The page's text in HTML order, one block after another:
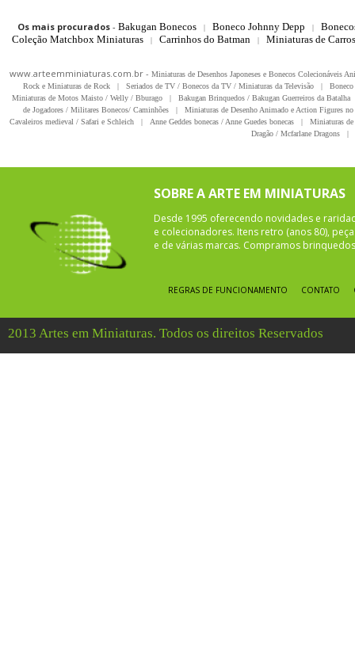
Os mais procurados- Bakugan Bonecos | Boneco Johnny Depp |
Coleção Matchbox Miniaturas
| Carrinhos do Batman | Miniaturas de
www.arteemminiaturas.com.br - Miniaturas de Desenhos Japoneses e Bonecos Colecionáveis
Rock e Miniaturas de Rock
| Seriados de TV / Bonecos da TV / Miniaturas da Televisão |
Miniaturas de Motos Maisto / Welly / Bburago
| Bakugan Brinquedos / Bakugan Guerreiros da Batalha
de Jogadores / Militares Bonecos/ Caminhões
|
Miniaturas de Desenho Animado e Action Figures
Cavaleiros medieval / Safari e Schleich
| Anne Geddes bonecas / Anne Guedes bonecas |
Miniaturas
Dragão / Mcfarlane Dragons
|
SOBRE A ARTE EM MINIATURAS
Desde 1995 oferecendo novidades e
e colecionadores. Itens retro (anos 80),
e de várias marcas. Compramos
REGRAS DE FUNCIONAMENTO CONTATO
2013 Artes em Miniaturas. Todos os direitos Reservados